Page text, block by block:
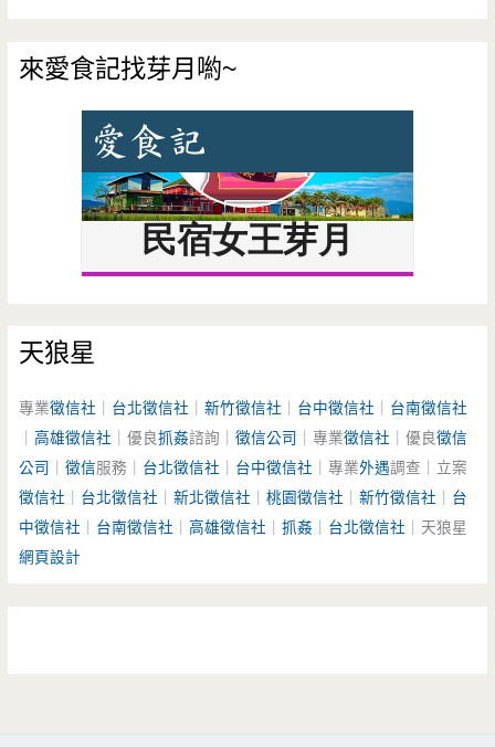
來愛食記找芽月喲~
天狼星
專業徵信社 台北徵信社 ｜新竹徵信社 台中徵信社
台南徵信社
｜高雄徵信社 ｜優良抓姦諮詢｜徵信公司 ｜專業徵信社 ｜優良徵信
公司
｜徵信服務｜ 台北徵信社 台中徵信社 ｜專業外遇調查｜立案
徵信社
台北徵信社 ｜新北徵信社 ｜桃園徵信社 ｜新竹徵信社
台
中徵信社
台南徵信社 ｜高雄徵信社 ｜抓姦 台北徵信社 ｜天狼星
網頁設計